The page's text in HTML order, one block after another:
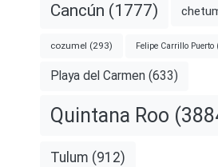
Cancún (1777)
cozumel (293) Felipe Carrillo Puerto
Playa del Carmen (633)
Quintana Roo
Tulum (912)